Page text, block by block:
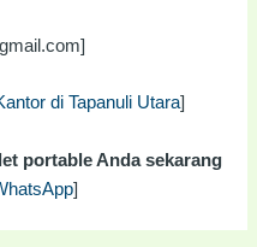
di Tapanuli Utara]
portable Anda sekarang
]